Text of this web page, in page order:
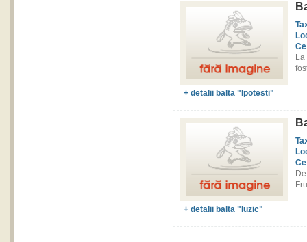
+ detalii balta "Ipotesti"
+ detalii balta "Iuzic"